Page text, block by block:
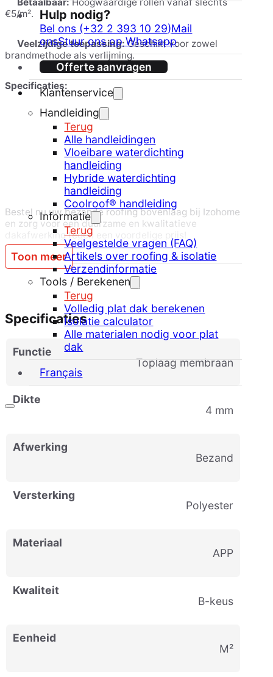
Hulp nodig?
Bel ons (+32 2 393 10 29)Mail
onsStuur ons op Whatsapp
Offerte aanvragen
Klantenservice
Handleiding
Terug
Alle handleidingen
Vloeibare waterdichting
handleiding
Hybride waterdichting
handleiding
Coolroof® handleiding
Informatie
Terug
Veelgestelde vragen (FAQ)
Artikels over roofing & isolatie
Verzendinformatie
Tools / Berekenen
Terug
Volledig plat dak berekenen
Isolatie calculator
Alle materialen nodig voor plat
dak
Français
€5/m².
Veelzijdige toepassing:Geschikt voor zowel
brandmethode als verlijming.
Specificaties:
Dikte:4mm
Versterking:Polyester
Type bitumen:APP
Afwerking:Bezand
E-Pro, Powergum, Powerflex, Polybridge
Bestel nu uw bezande roofing bovenlaag bij Izohome
en zorg voor een duurzame en kwalitatieve
dakafwerking tegen een voordelige prijs!
Toon meer
Specificaties
Functie
Toplaag membraan
Dikte
4 mm
Afwerking
Bezand
Versterking
Polyester
Materiaal
APP
Kwaliteit
B-keus
Eenheid
m²